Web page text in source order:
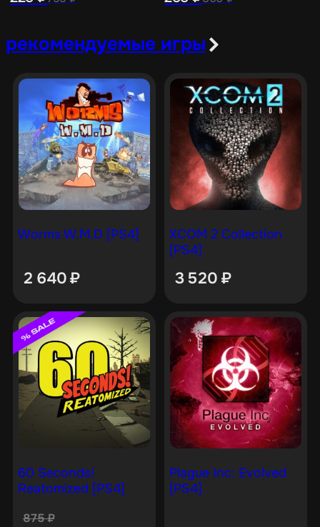
рекомендуемые игры
Worms W.M.D [PS4]
2 640₽
XCOM 2 Collection
[PS4]
3 520 ₽
60 Seconds!
Reatomized [PS4]
875₽
Plague Inc: Evolved
[PS4]